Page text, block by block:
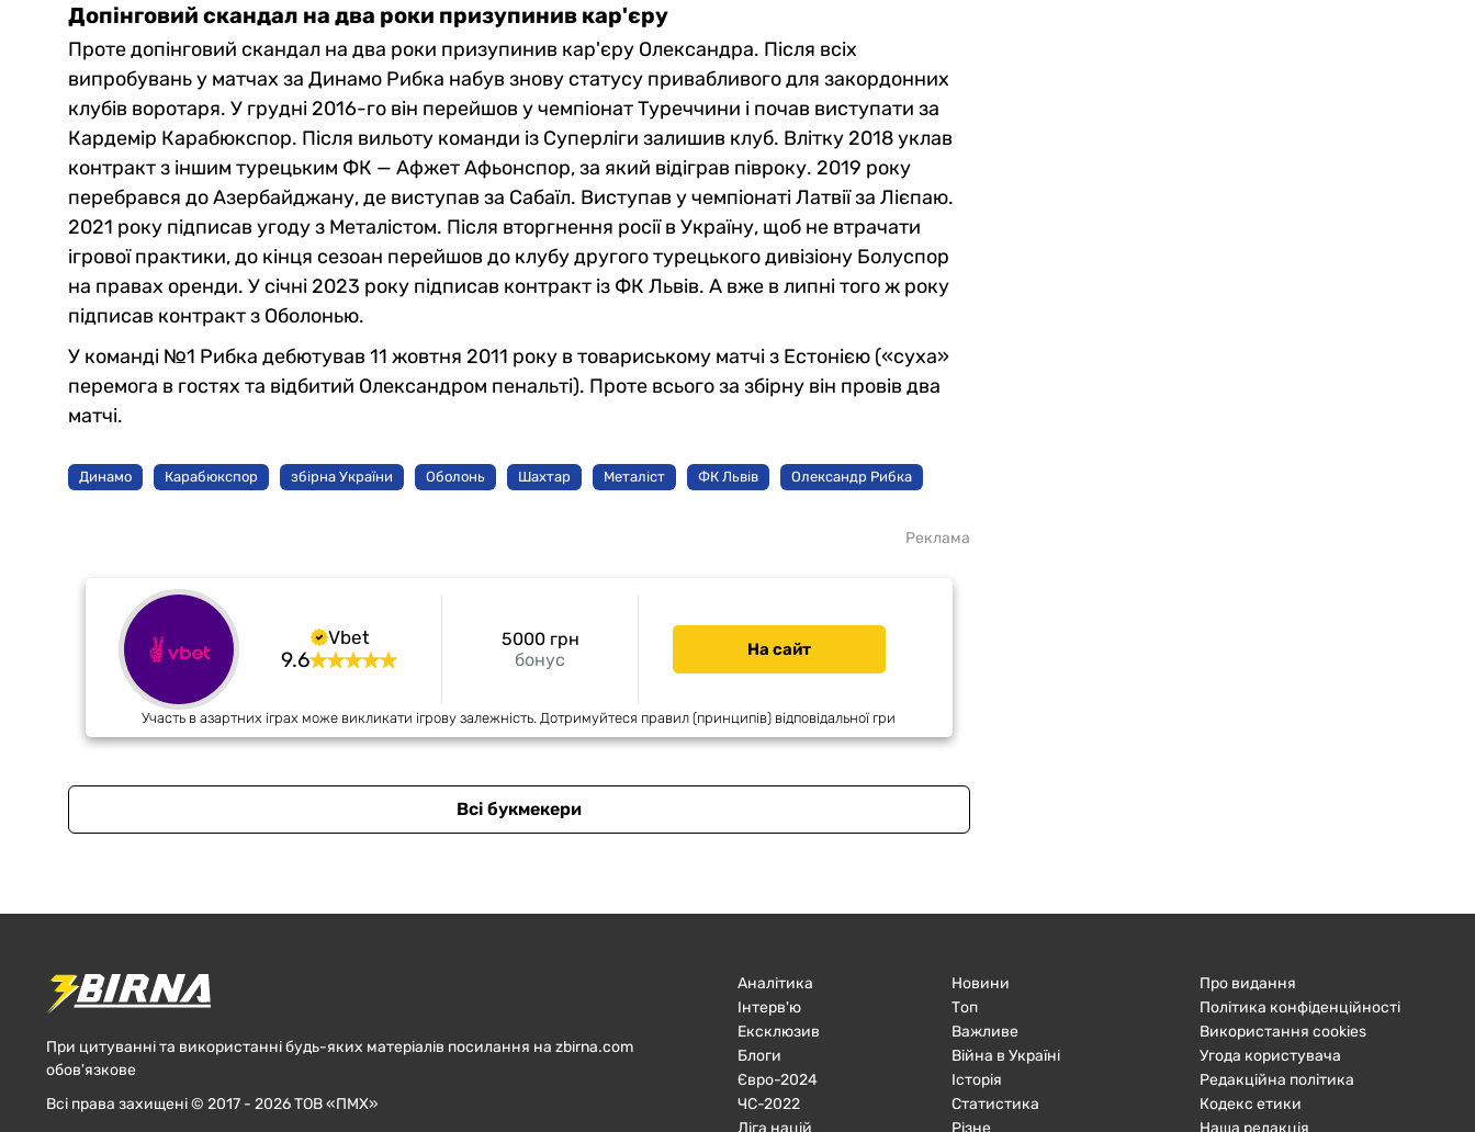
Допінговий скандал на два роки призупинив кар'єру
Проте допінговий скандал на два роки призупинив кар'єру Олександра. Після всіх
випробувань у матчах за Динамо Рибка набув знову статусу привабливого для закордонних
клубів воротаря. У грудні 2016-го він перейшов у чемпіонат Туреччини і почав виступати за
Кардемір Карабюкспор. Після вильоту команди із Суперліги залишив клуб. Влітку 2018 уклав
контракт з іншим турецьким ФК — Афжет Афьонспор, за який відіграв півроку. 2019 року
перебрався до Азербайджану, де виступав за Сабаїл. Виступав у чемпіонаті Латвії за Лієпаю.
2021 року підписав угоду з Металістом. Після вторгнення росії в Україну, щоб не втрачати
ігрової практики, до кінця сезоан перейшов до клубу другого турецького дивізіону Болуспор
на правах оренди. У січні 2023 року підписав контракт із ФК Львів. А вже в липні того ж року
підписав контракт з Оболонью.
У команді №1 Рибка дебютував 11 жовтня 2011 року в товариському матчі з Естонією («суха»
перемога в гостях та відбитий Олександром пенальті). Проте всього за збірну він провів два
матчі.
Динамо Карабюкспор збірна України Оболонь Шахтар Металіст ФК Львів Олександр Рибка
Реклама
Vbet
9.6 бонус
5000 грн На сайт
Участь в азартних іграх може викликати ігрову залежність. Дотримуйтеся правил (принципів) відповідальної гри
Всі букмекери
При цитуванні та використанні будь-яких матеріалів посилання на zbirna.com
обов'язкове
Всі права захищені © 2017 - 2026 ТОВ «ПМХ»
Аналітика
Інтерв'ю
Ексклюзив
Блоги
Євро-2024
ЧC-2022
Ліга націй
Новини
Топ
Важливе
Війна в Україні
Історія
Статистика
Різне
Про видання
Політика конфіденційності
Використання cookies
Угода користувача
Редакційна політика
Кодекс етики
Наша редакція